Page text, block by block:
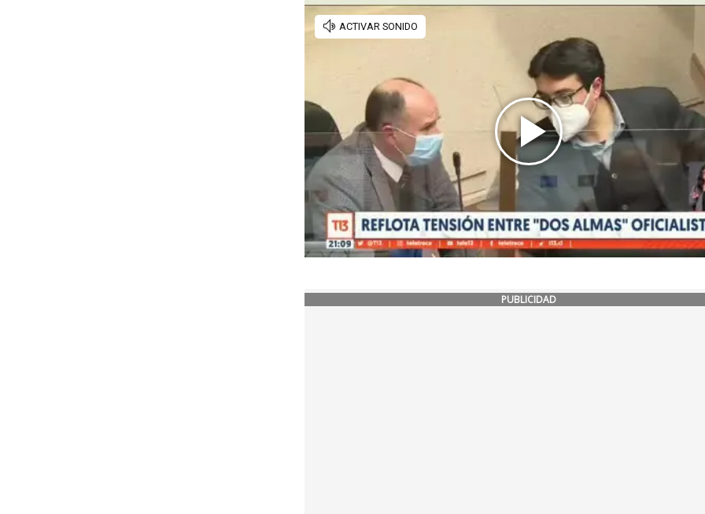
PUBLICIDAD